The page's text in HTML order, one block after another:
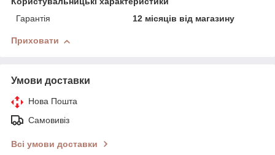
Гарантія
12 місяців від магазину
Приховати
Умови доставки
Нова Пошта
Самовивіз
Всі умови доставки